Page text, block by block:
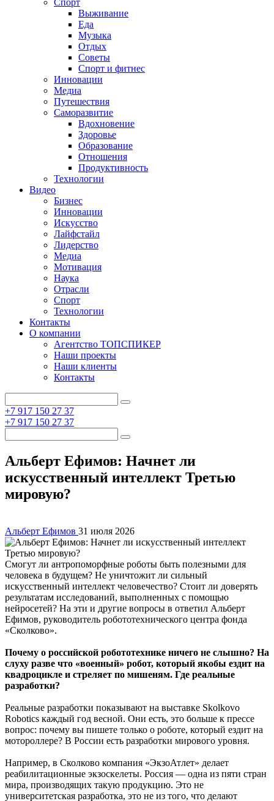
Спорт
Выживание
Еда
Музыка
Отдых
Советы
Спорт и фитнес
Инновации
Медиа
Путешествия
Саморазвитие
Вдохновение
Здоровье
Образование
Отношения
Продуктивность
Технологии
Видеo
Бизнес
Инновации
Искусство
Лайфстайл
Лидерство
Медиа
Мотивация
Наука
Отрасли
Спорт
Технологии
Контакты
О компании
Агентство ТОПСПИКЕР
Наши проекты
Наши клиенты
Контакты
+7 917 150 27 37
+7 917 150 27 37
Альберт Ефимов: Начнет ли
искусственный интеллект Третью
мировую?
Альберт Ефимов 31 июля 2026
Смогут ли антропоморфные роботы быть полезными для
человека в будущем? Не уничтожит ли сильный
искусственный интеллект человечество? Стоит ли доверять
результатам исследований, выполненных с помощью
нейросетей? На эти и другие вопросы в ответил Альберт
Ефимов, руководитель робототехнического центра фонда
«Сколково».
Почему о российской робототехнике ничего не слышно? На
слуху разве что «военный» робот, который якобы ездит на
квадроцикле и стреляет по мишеням. Где реальные
разработки?
Реальные разработки показывают на выставке Skolkovo
Robotics каждый год весной. Они есть, это больше к прессе
вопрос: почему вы пишете только о роботе, который ездит на
мотороллере? В России есть разработки мирового уровня.
Например, в Сколково компания «ЭкзоАтлет» делает
реабилитационные экзоскелеты. Россия — одна из пяти стран
мира, производящих такую продукцию. Это не
университетская разработка, это не из того, что делают